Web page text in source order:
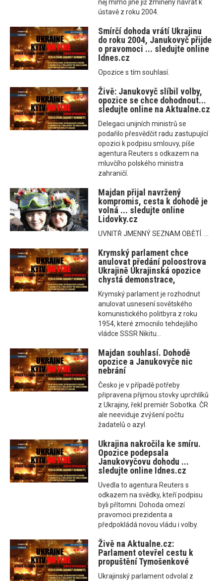
něj mimo jiné již zmíněný návrat k
ústavě z roku 2004.
Smírčí dohoda vrátí Ukrajinu
do roku 2004, Janukovyč přijde
o pravomoci ... sledujte online
Idnes.cz
Opozice s tím souhlasí.
Živě: Janukovyč slíbil volby,
opozice se chce dohodnout...
sledujte online na Aktualne.cz
Delegaci unijních ministrů se
podařilo přesvědčit radu zastupující
opozici k podpisu smlouvy, píše
agentura Reuters s odkazem na
mluvčího polského ministra
zahraničí.
Majdan přijal navržený
kompromis, cesta k dohodě je
volná ... sledujte online
Lidovky.cz
UVNITŘ JMENNÝ SEZNAM OBĚTÍ. ...
Krymský parlament chce
anulovat předání poloostrova
Ukrajině Ukrajinská opozice
chystá demonstrace,
Krymský parlament je rozhodnut
anulovat usnesení sovětského
komunistického politbyra z roku
1954, které zmocnilo tehdejšího
vládce SSSR Nikitu...
Majdan souhlasí. Dohodě
opozice a Janukovyče nic
nebrání
Česko je v případě potřeby
připravena přijmou stovky uprchlíků
z Ukrajiny, řekl premiér Sobotka. ČR
ale neeviduje zvýšení počtu
žadatelů o azyl.
Ukrajina nakročila ke smíru.
Opozice podepsala
Janukovyčovu dohodu ...
sledujte online Idnes.cz
Uvedla to agentura Reuters s
odkazem na svědky, kteří podpisu
byli přítomni. Dohoda omezí
pravomoci prezidenta a
předpokládá novou vládu i volby.
Živě na Aktualne.cz:
Parlament otevřel cestu k
propuštění Tymošenkové
Ukrajinský parlament odvolal z